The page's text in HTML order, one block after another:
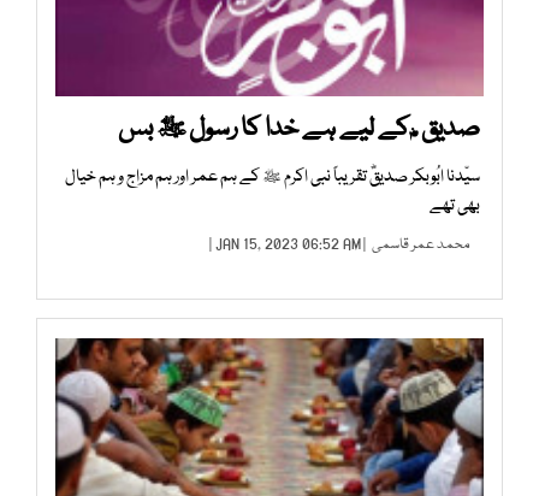
صدیق ؓ کے لیے ہے خدا کا رسول ﷺ بس
سیّدنا ابُوبکر صدیقؓ تقریباً نبی اکرم ﷺ کے ہم عمر اور ہم مزاج و ہم خیال
بھی تھے
محمد عمر قاسمی | JAN 15, 2023 06:52 AM |